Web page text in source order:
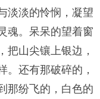
淡淡的怜悯，凝望
魂。呆呆的望着窗
把山尖镶上银边，
。还有那破碎的，
那纷飞的，白色的